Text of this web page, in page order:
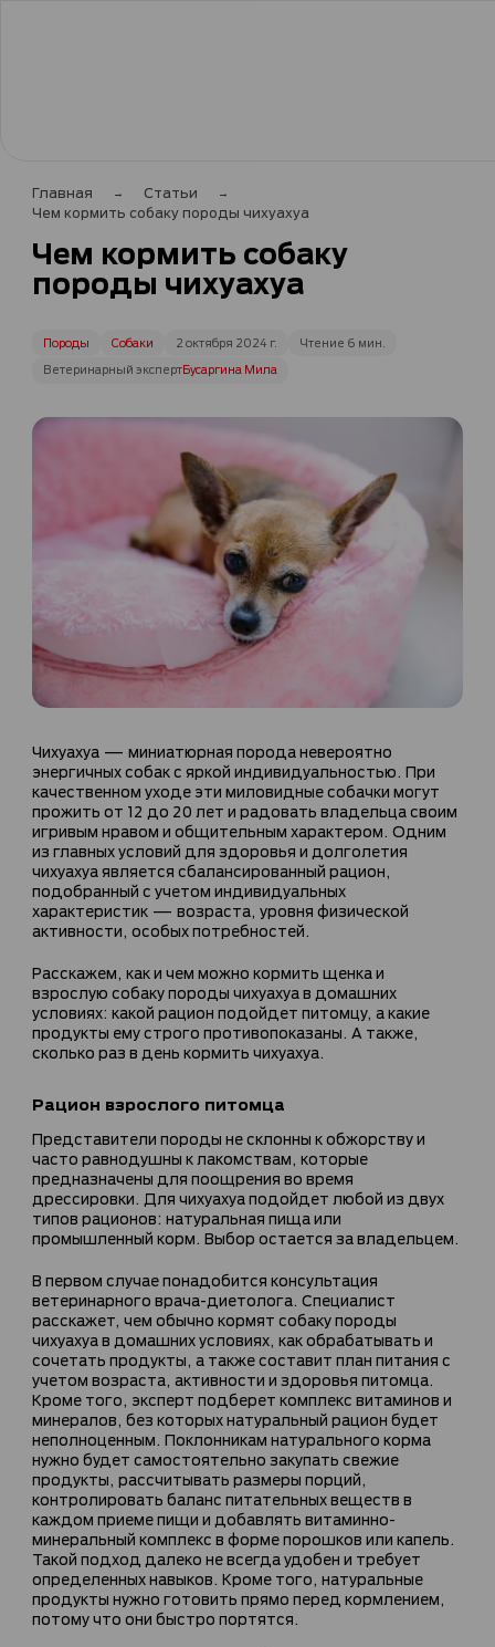
Главная
Статьи
Чем кормить собаку породы чихуахуа
Чем кормить собаку
породы чихуахуа
Породы Собаки 2 октября 2024 г.
Чтение 6 мин.
Ветеринарный экспертБусаргина Мила
Чихуахуа — миниатюрная порода невероятно
энергичных собак с яркой индивидуальностью. При
качественном уходе эти миловидные собачки могут
прожить от 12 до 20 лет и радовать владельца своим
игривым нравом и общительным характером. Одним
из главных условий для здоровья и долголетия
чихуахуа является сбалансированный рацион,
подобранный с учетом индивидуальных
характеристик — возраста, уровня физической
активности, особых потребностей.
Расскажем, как и чем можно кормить щенка и
взрослую собаку породы чихуахуа в домашних
условиях: какой рацион подойдет питомцу, а какие
продукты ему строго противопоказаны. А также,
сколько раз в день кормить чихуахуа.
Рацион взрослого питомца
Представители породы не склонны к обжорству и
часто равнодушны к лакомствам, которые
предназначены для поощрения во время
дрессировки. Для чихуахуа подойдет любой из двух
типов рационов: натуральная пища или
промышленный корм. Выбор остается за владельцем.
В первом случае понадобится консультация
ветеринарного врача-диетолога. Специалист
расскажет, чем обычно кормят собаку породы
чихуахуа в домашних условиях, как обрабатывать и
сочетать продукты, а также составит план питания с
учетом возраста, активности и здоровья питомца.
Кроме того, эксперт подберет комплекс витаминов и
минералов, без которых натуральный рацион будет
неполноценным. Поклонникам натурального корма
нужно будет самостоятельно закупать свежие
продукты, рассчитывать размеры порций,
контролировать баланс питательных веществ в
каждом приеме пищи и добавлять витаминно-
минеральный комплекс в форме порошков или капель.
Такой подход далеко не всегда удобен и требует
определенных навыков. Кроме того, натуральные
продукты нужно готовить прямо перед кормлением,
потому что они быстро портятся.